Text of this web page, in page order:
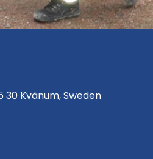
30 Kvänum, Sweden